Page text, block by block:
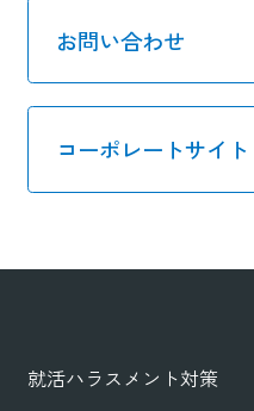
お問い合わせ
コーポレートサイト
就活ハラスメント対策